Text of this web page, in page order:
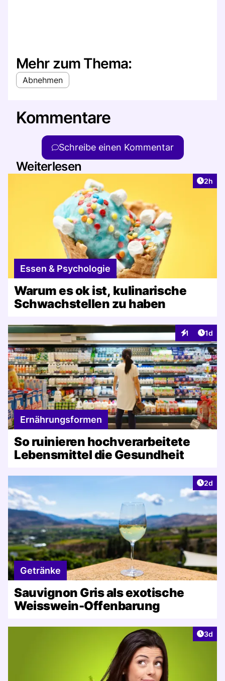
Mehr zum Thema:
Abnehmen
Kommentare
Schreibe einen Kommentar
Weiterlesen
2h
Essen & Psychologie
Warum es ok ist, kulinarische
Schwachstellen zu haben
1
Interaktionen
1d
Ernährungsformen
So ruinieren hochverarbeitete
Lebensmittel die Gesundheit
2d
Getränke
Sauvignon Gris als exotische
Weisswein-Offenbarung
3d